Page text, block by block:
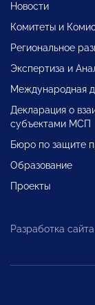
Новости
Комитеты и
Региональное
Экспертиза и
Международная
Декларация о
субъектами МСП
Бюро по защите
Образование
Проекты
Разработка